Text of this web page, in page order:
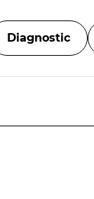
Diagnostic